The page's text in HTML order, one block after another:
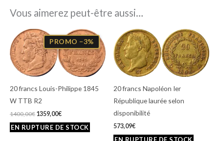
Vous aimerez peut-être aussi…
PROMO −3%
20 francs Louis-Philippe 1845
W TTB R2
1400,00€
Le
prix
initial
était :
1400,00€.
1359,00€
Le
prix
actuel
est :
1359,00€.
20 francs Napoléon Ier
République laurée selon
disponibilité
573,09€